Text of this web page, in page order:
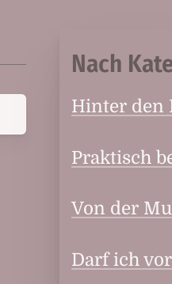
Nach
Hinter den
Praktisch
Von der
Darf ich